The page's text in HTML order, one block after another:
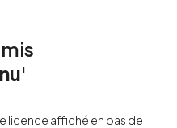
licence affiché en bas de